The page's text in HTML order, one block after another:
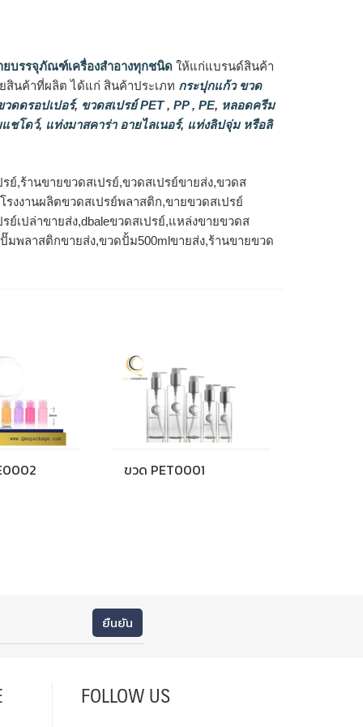
บรรจุภัณฑ์เครื่องสำอางทุกชนิด ให้แก่แบรนด์สินค้า
สินค้าที่ผลิต ได้แก่ สินค้าประเภท กระปุกแก้ว ขวด
วดดรอปเปอร์, ขวดสเปรย์ PET , PP , PE, หลอดครีม
ชโดว์, แท่งมาสคาร่า อายไลเนอร์, แท่งลิปจุ่ม หรือลิ
ย์,ร้านขายขวดสเปรย์,ขวดสเปรย์ขายส่ง,ขวดส
รงงานผลิตขวดสเปรย์พลาสติก,ขายขวดสเปรย์
ย์เปล่าขายส่ง,dbaleขวดสเปรย์,แหล่งขายขวดส
พลาสติกขายส่ง,ขวดปั้ม500mlขายส่ง,ร้านขายขวด
ขวด PET0001
FOLLOW US